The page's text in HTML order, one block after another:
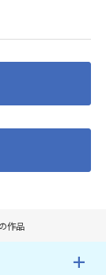
作品